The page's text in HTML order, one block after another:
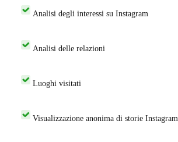
Analisi degli interessi su Instagram
Analisi delle relazioni
Luoghi visitati
Visualizzazione anonima di storie Instagram